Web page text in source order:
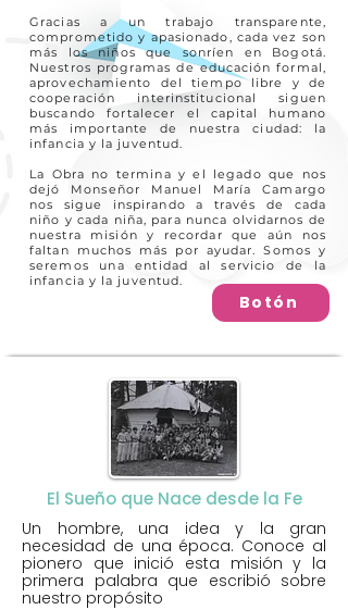
Gracias a un trabajo transparente,
comprometido y apasionado, cada vez son
más los niños que sonríen en Bogotá.
Nuestros programas de educación formal,
aprovechamiento del tiempo libre y de
cooperación interinstitucional siguen
buscando fortalecer el capital humano
más importante de nuestra ciudad: la
infancia y la juventud.
La Obra no termina y el legado que nos
dejó Monseñor Manuel María Camargo
nos sigue inspirando a través de cada
niño y cada niña, para nunca olvidarnos de
nuestra misión y recordar que aún nos
faltan muchos más por ayudar. Somos y
seremos una entidad al servicio de la
infancia y la juventud.
Botón
El Sueño que Nace desde la Fe
Un hombre, una idea y la gran
necesidad de una época. Conoce al
pionero que inició esta misión y la
primera palabra que escribió sobre
nuestro propósito